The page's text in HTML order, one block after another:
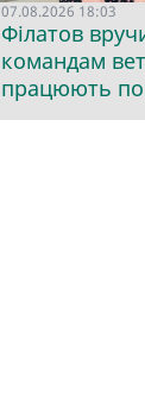
07.08.2026 18:03
Філатов
командам
працюють